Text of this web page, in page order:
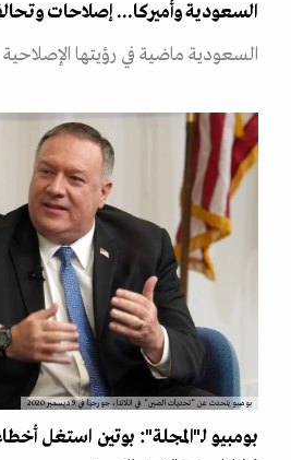
السعودية وأميركا... إصلاحات
السعودية ماضية في رؤيتها
بومبيو يتحدث عن "تحديات الصين" في اتلانتا، جورجيا في 9 ديسمبر 2020
بومبيو لـ"المجلة": بوتين استغل